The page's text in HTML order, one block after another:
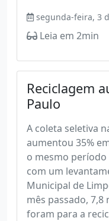
segunda-feira, 3
Leia em 2min
Reciclagem
Paulo
A coleta seletiva
aumentou 35%
o mesmo
com um
Municipal de
mês passado,
foram para a